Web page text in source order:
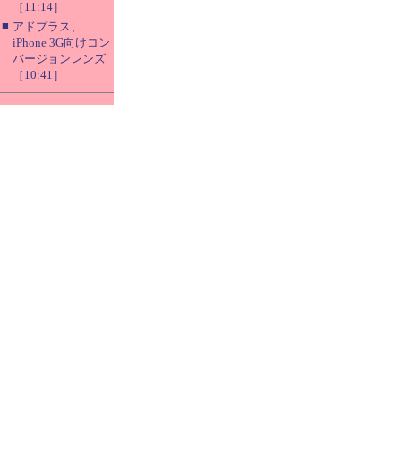
［11:14］
■ アドプラス、
iPhone 3G向けコン
バージョンレンズ
［10:41］